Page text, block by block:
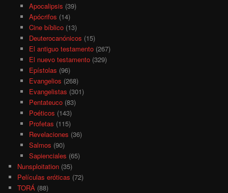
Apocalipsis (39)
Apócrifos (14)
Cine bíblico(13)
Deuterocanónicos (15)
El antiguo testamento(267)
El nuevo testamento(329)
Epístolas (96)
Evangelios (268)
Evangelistas (301)
Pentateuco(83)
Poéticos (143)
Profetas (115)
Revelaciones (36)
Salmos (90)
Sapienciales (65)
Nunsploitation (35)
Películas eróticas (72)
TORÁ (88)